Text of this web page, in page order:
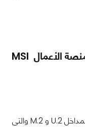
نظرة على اهم الامكانيات الخاصة بمنصة الأعمال MSI
تدعم المنصة وحدات تخزين فائقة السرعة بمداخل U.2 و M.2 والتى